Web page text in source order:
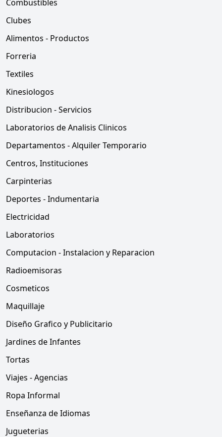
Combustibles
Clubes
Alimentos - Productos
Forreria
Textiles
Kinesiologos
Distribucion - Servicios
Laboratorios de Analisis Clinicos
Departamentos - Alquiler Temporario
Centros, Instituciones
Carpinterias
Deportes - Indumentaria
Electricidad
Laboratorios
Computacion - Instalacion y Reparacion
Radioemisoras
Cosmeticos
Maquillaje
Diseño Grafico y Publicitario
Jardines de Infantes
Tortas
Viajes - Agencias
Ropa Informal
Enseñanza de Idiomas
Jugueterias